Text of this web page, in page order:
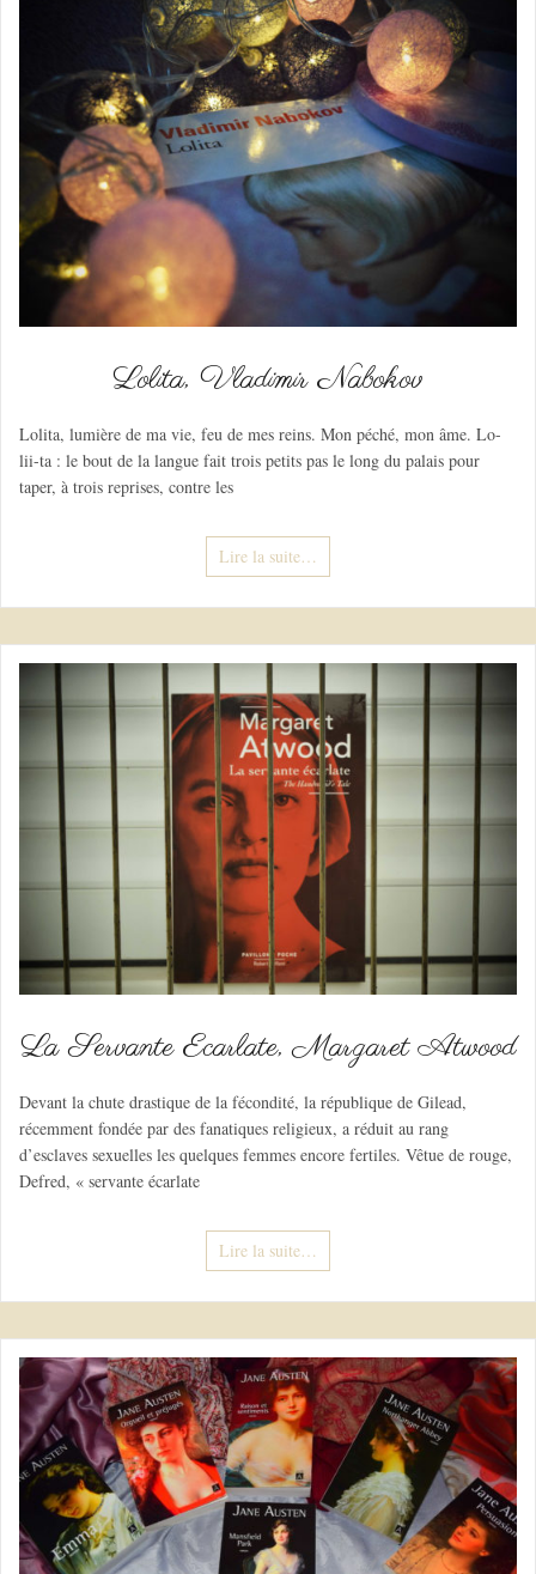
Lolita, Vladimir Nabokov
Lolita, lumière de ma vie, feu de mes reins. Mon péché, mon âme. Lo-
lii-ta : le bout de la langue fait trois petits pas le long du palais pour
taper, à trois reprises, contre les
Lire la suite…
La Servante Ecarlate, Margaret Atwood
Devant la chute drastique de la fécondité, la république de Gilead,
récemment fondée par des fanatiques religieux, a réduit au rang
d’esclaves sexuelles les quelques femmes encore fertiles. Vêtue de rouge,
Defred, « servante écarlate
Lire la suite…